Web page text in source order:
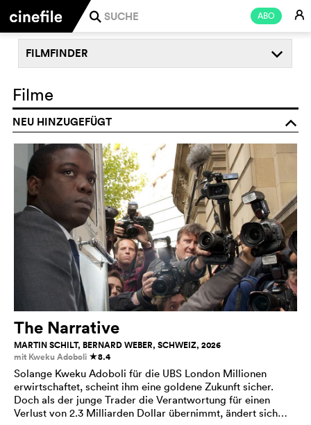
ABO E
j
FILMFINDER q
Filme
NEU HINZUGEFÜGT o
The Narrative
MARTIN SCHILT, BERNARD WEBER, SCHWEIZ, 2026
mit Kweku Adoboli c8.4
Solange Kweku Adoboli für die UBS London Millionen
erwirtschaftet, scheint ihm eine goldene Zukunft sicher.
Doch als der junge Trader die Verantwortung für einen
Verlust von 2.3 Milliarden Dollar übernimmt, ändert sich…